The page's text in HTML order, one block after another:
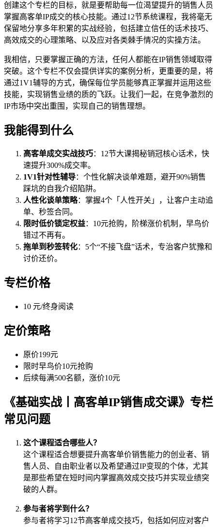
创建这个专栏的目标，就是要帮助每一位渴望提升的销售人员
掌握高客单IP成交的核心技能。通过12节系统课程，我将毫无
保留地分享多年积累的实战经验，包括建立信任的话术技巧、
高效成交的心理策略、以及应对各类棘手情况的实操方法。
我相信，只要掌握正确的方法，任何人都能在IP销售领域取得
突破。这个专栏不仅会提供详实的案例分析，更重要的是，将
通过1V1辅导的方式，确保每位学员能够真正掌握并运用这些
技能，实现销售业绩的质的飞跃。让我们一起，在竞争激烈的
IP市场中突出重围，实现自己的销售理想。
我能得到什么
高客单成交实战技巧：12节大课揭秘销冠核心话术，快
速提升300%成交率。
1V1针对性辅导：个性化解决谈单难题，避开90%销售
踩坑的自我介绍陷阱。
人性化谈单策略：掌握4个「人性开关」，让客户主动追
单、秒签合同。
限时低价锁定权益：10元抢购，阶梯涨价机制，早鸟价
错过不再有。
拖单到秒签转化：5个“不接飞盘”话术，专治客户犹豫和
讨价还价。
专栏价格
10 元/终身阅读
定价策略
原价199元
限时早鸟价10元抢购
后续每满500名额，涨价10元
《基础实战丨高客单IP销售成交课》专栏
常见问题
这个课程适合哪些人？
这个课程适合想要提升高客单价销售能力的创业者、销
售人员、自由职业者以及希望通过IP变现的个体，尤其
是那些希望在短时间内掌握高效成交技巧并实现业绩突
破的人群。
参与者将学到什么？
参与者将学习12节高客单成交技巧，包括如何应对客户